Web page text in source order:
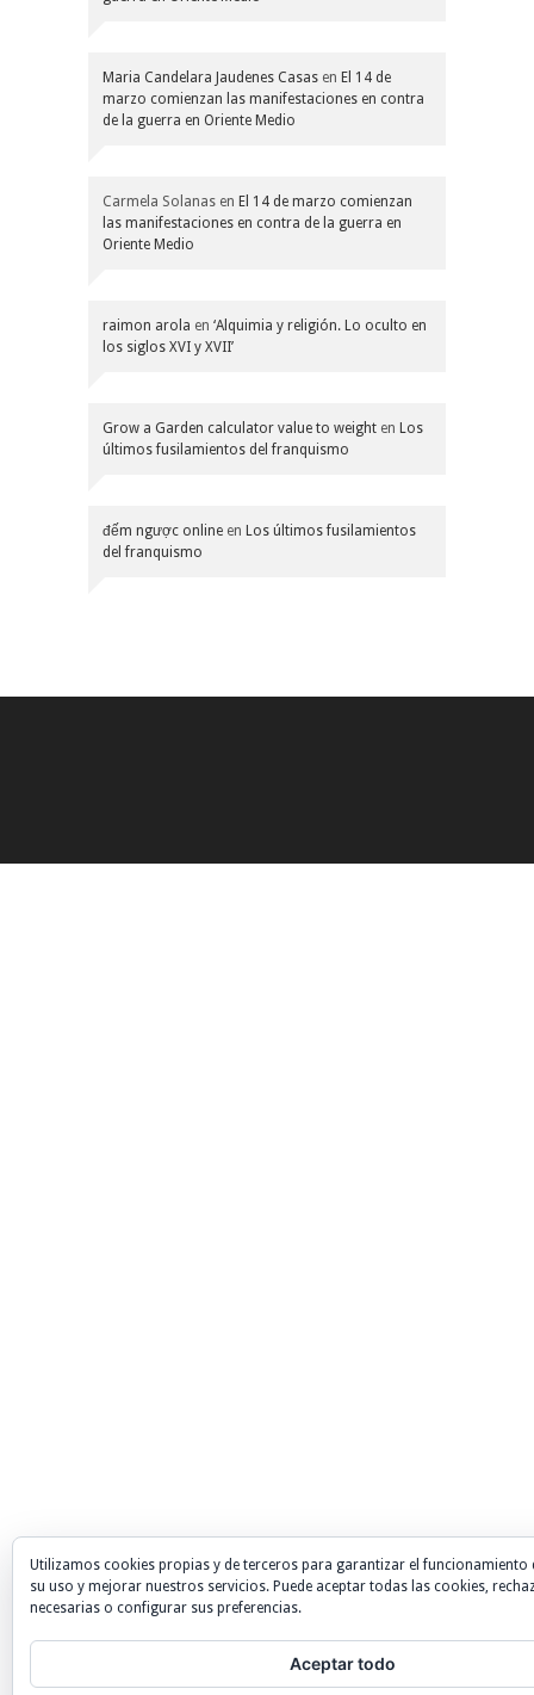
Maria Candelara Jaudenes Casas en El 14 de
marzo comienzan las manifestaciones en contra
de la guerra en Oriente Medio
Carmela Solanas en El 14 de marzo comienzan
las manifestaciones en contra de la guerra en
Oriente Medio
raimon arola en ‘Alquimia y religión. Lo oculto en
los siglos XVI y XVII’
Grow a Garden calculator value to weight en Los
últimos fusilamientos del franquismo
đếm ngược online en Los últimos fusilamientos
del franquismo
Utilizamos cookies propias y de terceros para garantizar el funcionamiento
su uso y mejorar nuestros servicios. Puede aceptar todas las cookies,
necesarias o configurar sus preferencias.
Aceptar todo